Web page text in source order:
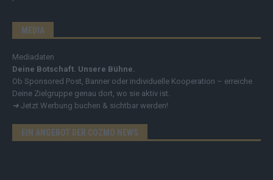
MEDIA
Mediadaten
Deine Botschaft. Unsere Bühne.
Ob Sponsored Post, Banner oder individuelle Kooperation – erreiche
Deine Zielgruppe genau dort, wo sie aktiv ist.
➔ Jetzt Werbung buchen & sichtbar werden!
EIN ANGEBOT DER COZMO NEWS